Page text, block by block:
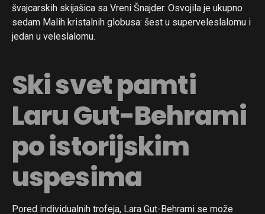
švajcarskih skijašica sa Vreni Šnajder. Osvojila je ukupno
sedam Malih kristalnih globusa: šest u superveleslalomu i
jedan u veleslalomu.
Ski svet pamti
Laru Gut-Behrami
po istorijskim
uspesima
Pored individualnih trofeja, Lara Gut-Behrami se može